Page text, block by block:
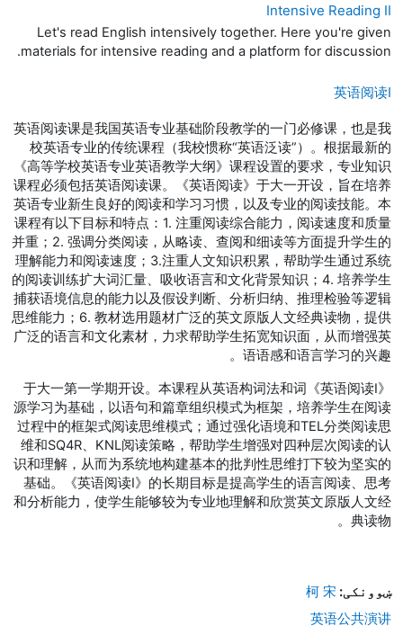
Intensive Reading II
Let's read English intensively together. Here you're given
materials for intensive reading and a platform for discussion.
英语阅读I
英语阅读课是我国英语专业基础阶段教学的一门必修课，也是我
校英语专业的传统课程（我校惯称“英语泛读”）。根据最新的
《高等学校英语专业英语教学大纲》课程设置的要求，专业知识
课程必须包括英语阅读课。《英语阅读》于大一开设，旨在培养
英语专业新生良好的阅读和学习习惯，以及专业的阅读技能。本
课程有以下目标和特点：1. 注重阅读综合能力，阅读速度和质量
并重；2. 强调分类阅读，从略读、查阅和细读等方面提升学生的
理解能力和阅读速度；3.注重人文知识积累，帮助学生通过系统
的阅读训练扩大词汇量、吸收语言和文化背景知识；4. 培养学生
捕获语境信息的能力以及假设判断、分析归纳、推理检验等逻辑
思维能力；6. 教材选用题材广泛的英文原版人文经典读物，提供
广泛的语言和文化素材，力求帮助学生拓宽知识面，从而增强英
语语感和语言学习的兴趣。
《英语阅读I》于大一第一学期开设。本课程从英语构词法和词
源学习为基础，以语句和篇章组织模式为框架，培养学生在阅读
过程中的框架式阅读思维模式；通过强化语境和TEL分类阅读思
维和SQ4R、KNL阅读策略，帮助学生增强对四种层次阅读的认
识和理解，从而为系统地构建基本的批判性思维打下较为坚实的
基础。《英语阅读I》的长期目标是提高学生的语言阅读、思考
和分析能力，使学生能够较为专业地理解和欣赏英文原版人文经
典读物。
ښوونکی: 柯 宋
英语公共演讲